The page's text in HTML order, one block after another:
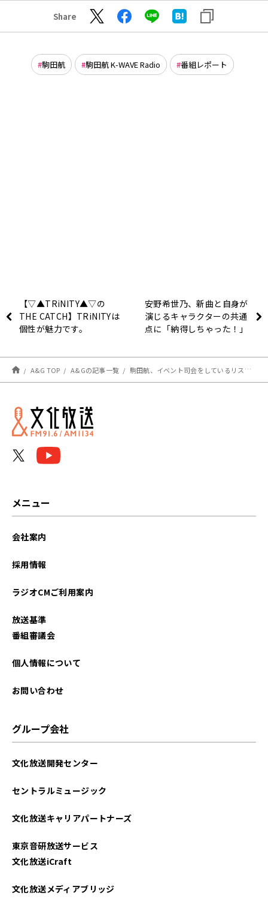
Share
駒田航 駒田航 K-WAVE Radio 番組レポート
【▽▲TRiNITY▲▽の
THE CATCH】TRiNITYは
個性が魅力です。
安野希世乃、新曲と自身が
演じるキャラクターの共通
点に「納得しちゃった！」
乃のきよなび！」
A&G TOP A&Gの記事一覧 駒田航、イベント司会をしているリスナーにアナウンスの仕方を真剣アドバイス！～9月2日放送「駒田航 K-WAVE Radio」
メニュー
会社案内
採用情報
ラジオCMご利用案内
放送基準
番組審議会
個人情報について
お問い合わせ
グループ会社
文化放送開発センター
セントラルミュージック
文化放送キャリアパートナーズ
東京音研放送サービス
文化放送iCraft
文化放送メディアブリッジ